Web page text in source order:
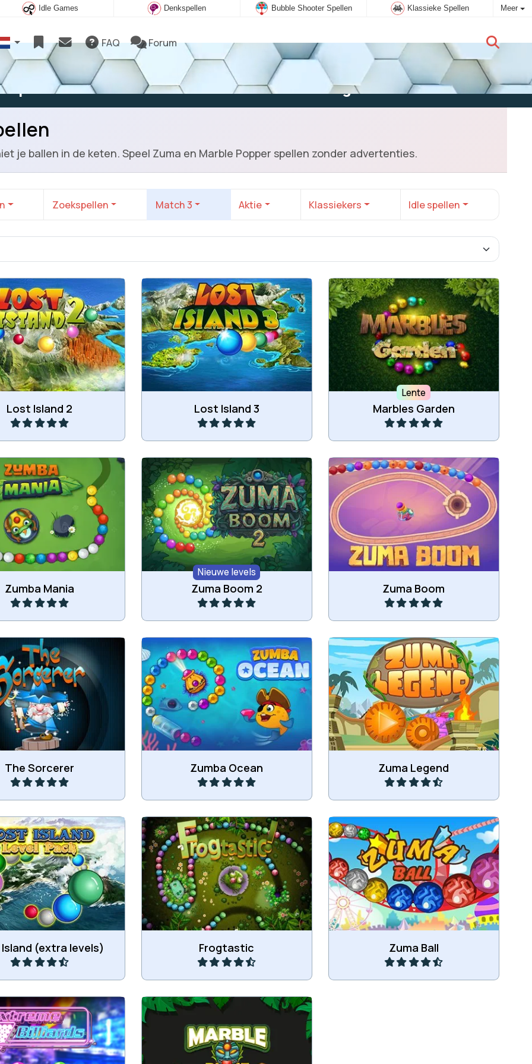
Idle Games Denkspellen Bubble Shooter Spellen Klassieke Spellen Meer
FAQ Forum
spelen Nieuwe gebruiker:Aanmelden
je ballen in de keten. Speel Zuma en Marble Popper spellen zonder advertenties.
Zoekspellen Match 3 Aktie Klassiekers Idle spellen
Lost Island 2
schiet de gekleurde
in de rij van knikkers en
3 of meer dezelfde
knikkers.
Speel Lost Island 3
Richt en schiet de gekleurde
knikkers in de rij van knikkers.
Speel
Lente
Marbles Garden
Bescherm je tuin in dit Zuma
Knikkerschietspel met 60 levels.
Speel
Zumba Mania
makkelijk Zuma spel,
alle knikkers.
Speel
Nieuwe levels
Zuma Boom 2
Opvolger van het klassieke spel
Zuma Boom.
Speel Zuma Boom
Een klassiek Zuma spel, schiet
bubbels in de keten.
Speel
The Sorcerer
magische ballen in de
ketting.
Speel Zumba Ocean
Verwijder alle juwelen in dit Zuma
Oceaan spel.
Speel Zuma Legend
Een Zuma match3 spel met 100
levels.
Speel
(extra levels)
levels voor Lost Island.
gekleurde knikkers in de
en verbind 3 of
dezelfde knikkers.
Speel Frogtastic
Fantastisch kikker Zuma-spel.
Speel Zuma Ball
Soort Zuma spel, zorg dat je 3
ballen van dezelfde kleur op een rij
krijgt.
Speel
alle ballen uit de keten.
Schiet knikkers in de keten en
combineer er 3 of meer.